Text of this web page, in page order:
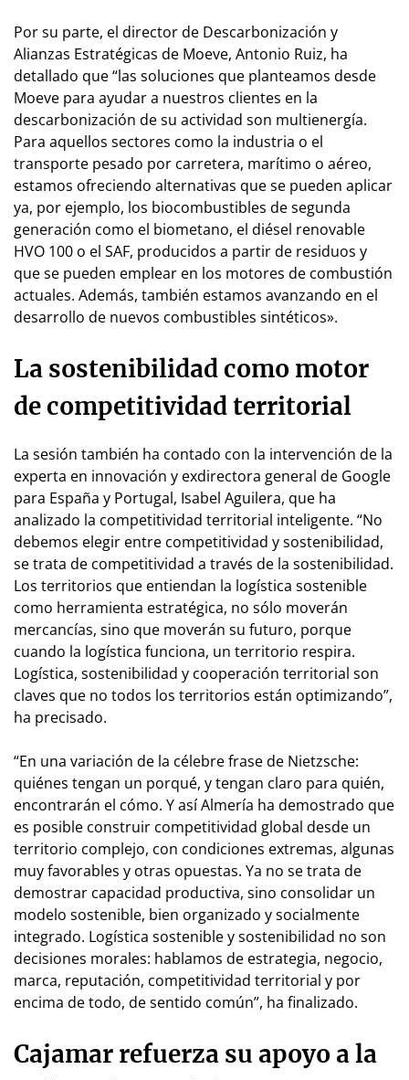
Por su parte, el director de Descarbonización y
Alianzas Estratégicas de Moeve, Antonio Ruiz, ha
detallado que “las soluciones que planteamos desde
Moeve para ayudar a nuestros clientes en la
descarbonización de su actividad son multienergía.
Para aquellos sectores como la industria o el
transporte pesado por carretera, marítimo o aéreo,
estamos ofreciendo alternativas que se pueden aplicar
ya, por ejemplo, los biocombustibles de segunda
generación como el biometano, el diésel renovable
HVO 100 o el SAF, producidos a partir de residuos y
que se pueden emplear en los motores de combustión
actuales. Además, también estamos avanzando en el
desarrollo de nuevos combustibles sintéticos».
La sostenibilidad como motor
de competitividad territorial
La sesión también ha contado con la intervención de la
experta en innovación y exdirectora general de Google
para España y Portugal, Isabel Aguilera, que ha
analizado la competitividad territorial inteligente. “No
debemos elegir entre competitividad y sostenibilidad,
se trata de competitividad a través de la sostenibilidad.
Los territorios que entiendan la logística sostenible
como herramienta estratégica, no sólo moverán
mercancías, sino que moverán su futuro, porque
cuando la logística funciona, un territorio respira.
Logística, sostenibilidad y cooperación territorial son
claves que no todos los territorios están optimizando”,
ha precisado.
“En una variación de la célebre frase de Nietzsche:
quiénes tengan un porqué, y tengan claro para quién,
encontrarán el cómo. Y así Almería ha demostrado que
es posible construir competitividad global desde un
territorio complejo, con condiciones extremas, algunas
muy favorables y otras opuestas. Ya no se trata de
demostrar capacidad productiva, sino consolidar un
modelo sostenible, bien organizado y socialmente
integrado. Logística sostenible y sostenibilidad no son
decisiones morales: hablamos de estrategia, negocio,
marca, reputación, competitividad territorial y por
encima de todo, de sentido común”, ha finalizado.
Cajamar refuerza su apoyo a la